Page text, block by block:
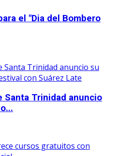
el "Dia del Bombero
Santa Trinidad anuncio